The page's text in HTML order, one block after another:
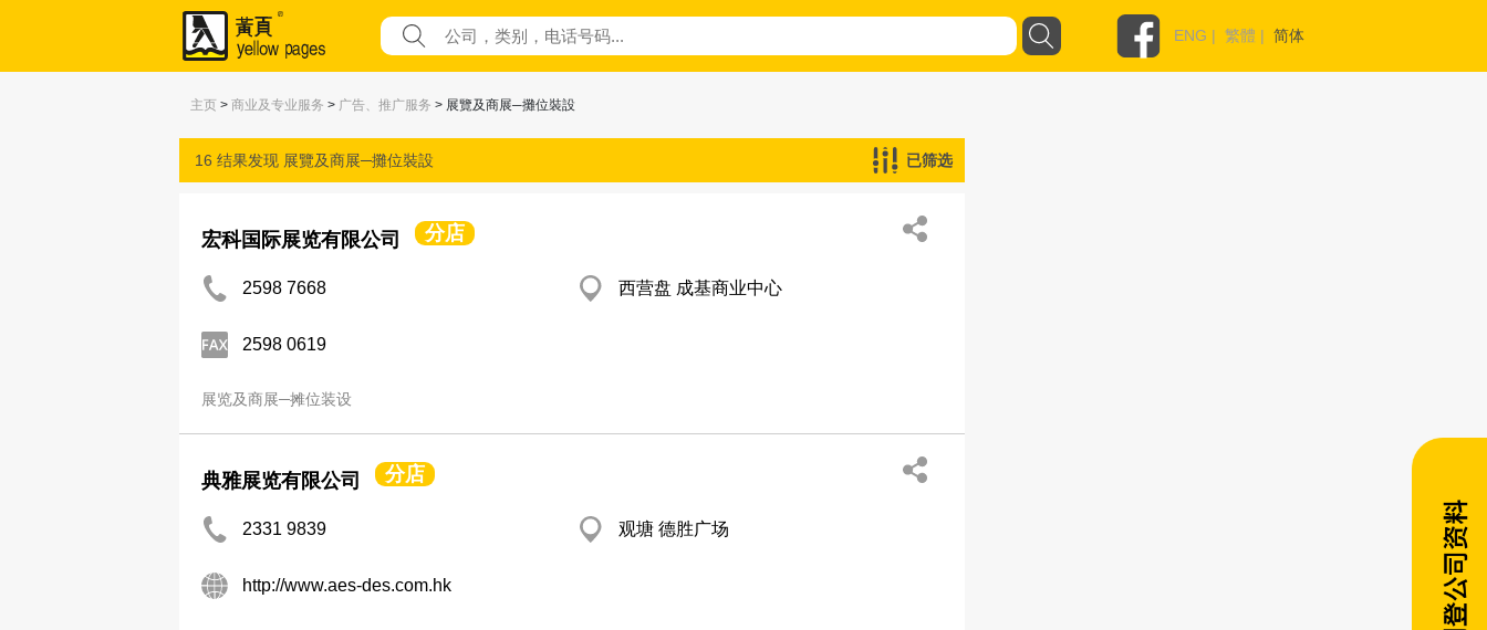
ENG | 繁體 | 简体
主页 > 商业及专业服务 > 广告、推广服务 > 展覽及商展─攤位裝設
16 结果发现 展覽及商展─攤位裝設 已筛选
宏科国际展览有限公司 分店
2598 7668 西营盘 成基商业中心
2598 0619
展览及商展─摊位装设
典雅展览有限公司 分店
2331 9839 观塘 德胜广场
http://www.aes-des.com.hk